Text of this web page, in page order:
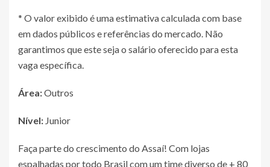
* O valor exibido é uma estimativa calculada com base
em dados públicos e referências do mercado. Não
garantimos que este seja o salário oferecido para esta
vaga específica.
Área:Outros
Nível: Junior
Faça parte do crescimento do Assaí! Com lojas
espalhadas por todo Brasil com um time diverso de + 80